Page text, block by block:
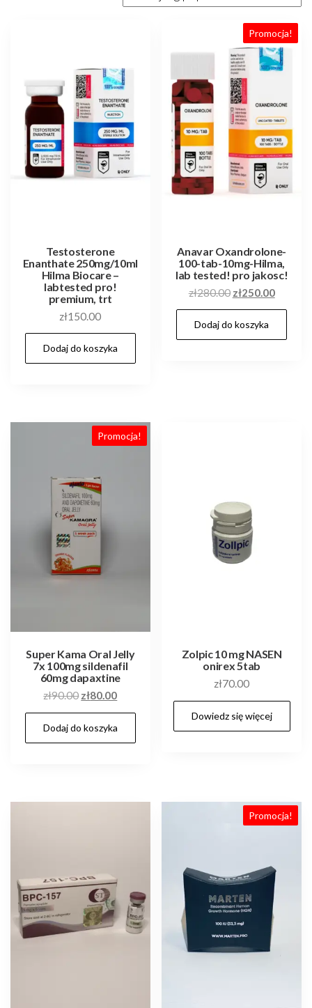
Testosterone
Enanthate 250mg/10ml
Hilma Biocare –
labtested pro!
premium, trt
zł150.00
Dodaj do koszyka
Promocja!
Anavar Oxandrolone-
100-tab-10mg-Hilma,
lab tested! pro jakosc!
zł280.00 Pierwotna
cena
wynosiła:
zł280.00.
zł250.00
cena
Dodaj do koszyka
Promocja!
Super Kama Oral Jelly
7x 100mg sildenafil
60mg dapaxtine
zł90.00 Pierwotna
cena
wynosiła:
zł90.00.
zł80.00Aktualna
cena
wynosi:
zł80.00.
Dodaj do koszyka
Zolpic 10 mg NASEN
onirex 5tab
zł70.00
Dowiedz się więcej
Promocja!